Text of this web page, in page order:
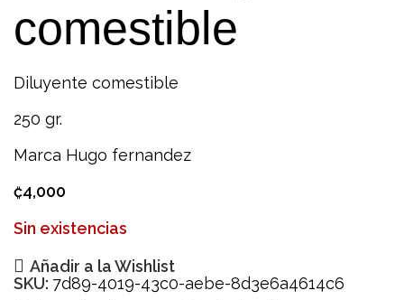
comestible
Diluyente comestible
250 gr.
Marca Hugo fernandez
₡4,000
Sin existencias
Añadir a la Wishlist
SKU: 7d89-4019-43c0-aebe-8d3e6a4614c6